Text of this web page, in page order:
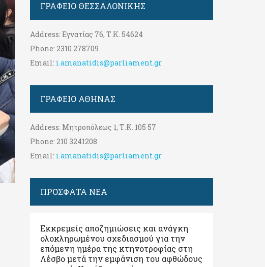
ΓΡΑΦΕΊΟ ΘΕΣΣΑΛΟΝΊΚΗΣ
Address: Εγνατίας 76, Τ.Κ. 54624
Phone: 2310 278709
Email: i.amanatidis@parliament.gr
ΓΡΑΦΕΊΟ ΑΘΉΝΑΣ
Address: Μητροπόλεως 1, Τ.Κ. 105 57
Phone: 210 3241208
Email: i.amanatidis@parliament.gr
ΠΡΟΣΦΑΤΑ ΝΕΑ
Εκκρεμείς αποζημιώσεις και ανάγκη
ολοκληρωμένου σχεδιασμού για την
επόμενη ημέρα της κτηνοτροφίας στη
Λέσβο μετά την εμφάνιση του αφθώδους